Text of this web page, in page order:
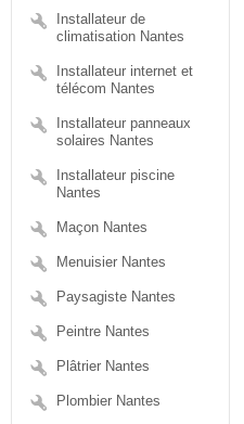
Installateur de
climatisation Nantes
Installateur internet et
télécom Nantes
Installateur panneaux
solaires Nantes
Installateur piscine
Nantes
Maçon Nantes
Menuisier Nantes
Paysagiste Nantes
Peintre Nantes
Plâtrier Nantes
Plombier Nantes